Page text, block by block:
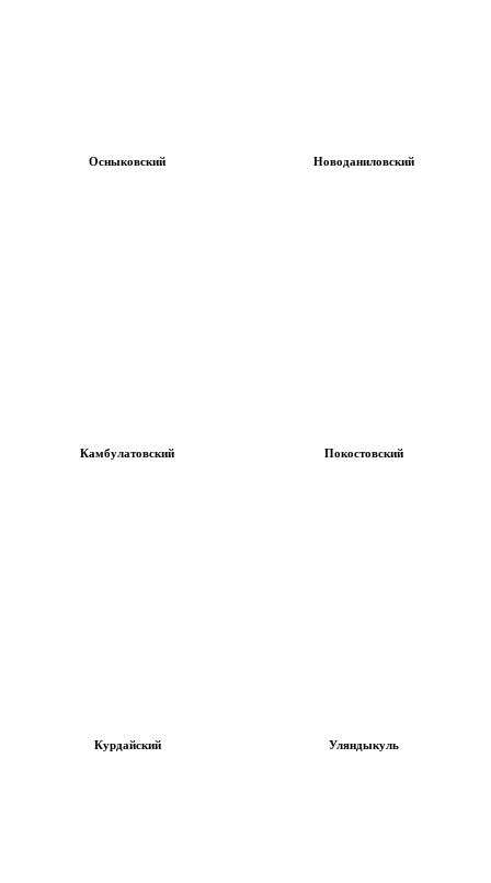
Осныковский Новоданиловский
Камбулатовский Покостовский
Курдайский Уляндыкуль